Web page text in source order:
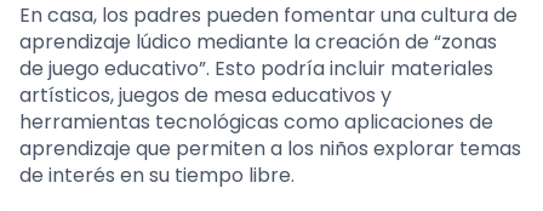
En casa, los padres pueden fomentar una cultura de
aprendizaje lúdico mediante la creación de “zonas
de juego educativo”. Esto podría incluir materiales
artísticos, juegos de mesa educativos y
herramientas tecnológicas como aplicaciones de
aprendizaje que permiten a los niños explorar temas
de interés en su tiempo libre.